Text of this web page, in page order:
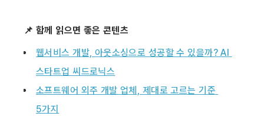
📌 함께 읽으면 좋은 콘텐츠
웹서비스 개발, 아웃소싱으로 성공할 수 있을까? AI
스타트업 씨드로닉스
소프트웨어 외주 개발 업체, 제대로 고르는 기준
5가지